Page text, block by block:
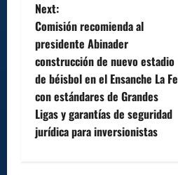
t
n
a
v
i
Next:
Comisión recomienda al
presidente Abinader
construcción de nuevo estadio
de béisbol en el Ensanche La Fe
con estándares de Grandes
Ligas y garantías de seguridad
jurídica para inversionistas